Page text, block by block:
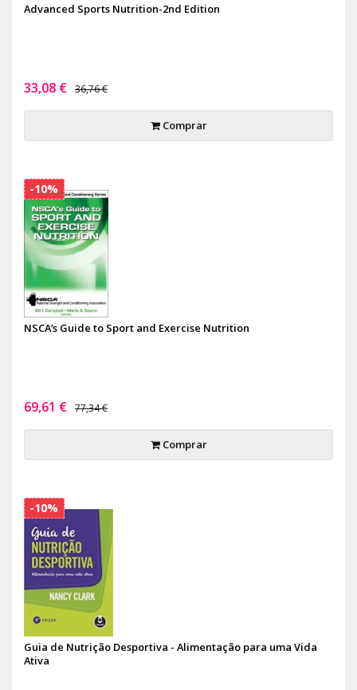
Advanced Sports Nutrition-2nd Edition
33,08 € 36,76 €
Comprar
NSCA’s Guide to Sport and Exercise Nutrition
69,61 € 77,34 €
Comprar
-10%
Guia de Nutrição Desportiva - Alimentação para uma Vida
Ativa
-10%